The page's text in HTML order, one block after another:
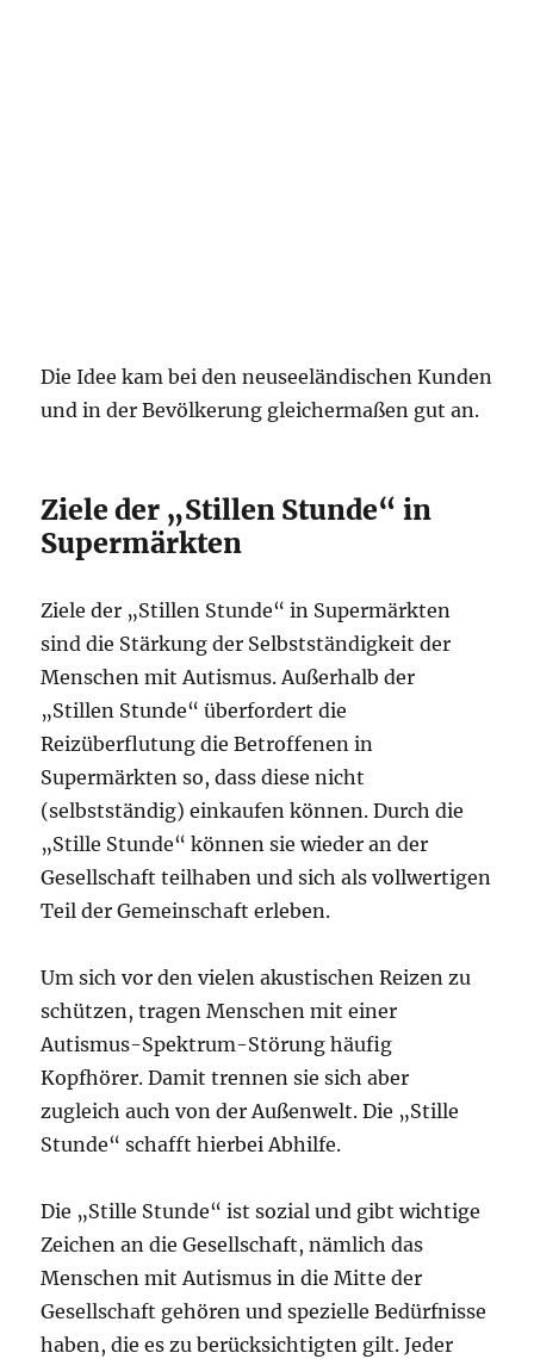
Die Idee kam bei den neuseeländischen Kunden
und in der Bevölkerung gleichermaßen gut an.
Ziele der „Stillen Stunde“ in
Supermärkten
Ziele der „Stillen Stunde“ in Supermärkten
sind die Stärkung der Selbstständigkeit der
Menschen mit Autismus. Außerhalb der
„Stillen Stunde“ überfordert die
Reizüberflutung die Betroffenen in
Supermärkten so, dass diese nicht
(selbstständig) einkaufen können. Durch die
„Stille Stunde“ können sie wieder an der
Gesellschaft teilhaben und sich als vollwertigen
Teil der Gemeinschaft erleben.
Um sich vor den vielen akustischen Reizen zu
schützen, tragen Menschen mit einer
Autismus-Spektrum-Störung häufig
Kopfhörer. Damit trennen sie sich aber
zugleich auch von der Außenwelt. Die „Stille
Stunde“ schafft hierbei Abhilfe.
Die „Stille Stunde“ ist sozial und gibt wichtige
Zeichen an die Gesellschaft, nämlich das
Menschen mit Autismus in die Mitte der
Gesellschaft gehören und spezielle Bedürfnisse
haben, die es zu berücksichtigten gilt. Jeder